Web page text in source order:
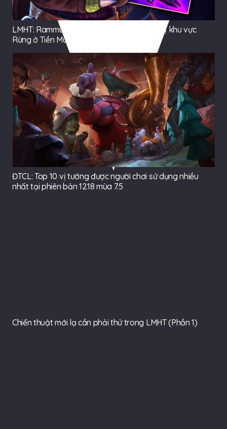
LMHT: Rammus trở lại ngoạn mục, thống trị khu vực
Rừng ở Tiền Mùa Giải 2023
ĐTCL: Top 10 vị tướng được người chơi sử dụng nhiều
nhất tại phiên bản 12.18 mùa 7.5
Chiến thuật mới lạ cần phải thử trong LMHT (Phần 1)